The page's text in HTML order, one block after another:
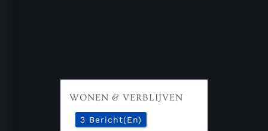
WONEN & VERBLIJVEN
3 Bericht(en)